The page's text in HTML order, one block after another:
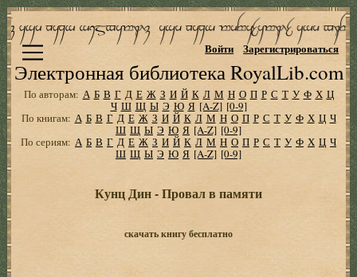
Электронная библиотека RoyalLib.com
Войти Зарегистрироваться
По авторам: А Б В Г Д Е Ж З И Й К Л М Н О П Р С Т У Ф Х Ц
Ч Ш Щ Ы Э Ю Я [A-Z] [0-9]
По книгам: А Б В Г Д Е Ж З И Й К Л М Н О П Р С Т У Ф Х Ц Ч
Ш Щ Ы Э Ю Я [A-Z] [0-9]
По сериям: А Б В Г Д Е Ж З И Й К Л М Н О П Р С Т У Ф Х Ц Ч
Ш Щ Ы Э Ю Я [A-Z] [0-9]
Кунц Дин - Провал в памяти
скачать книгу бесплатно